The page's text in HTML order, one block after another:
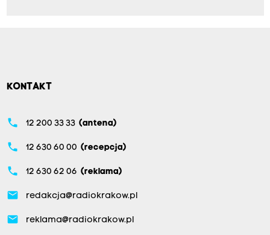
KONTAKT
phone 12 200 33 33 (antena)
phone 12 630 60 00 (recepcja)
phone 12 630 62 06 (reklama)
email redakcja@radiokrakow.pl
email reklama@radiokrakow.pl